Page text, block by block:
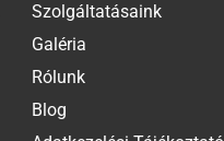
Szolgáltatásaink
Galéria
Rólunk
Blog